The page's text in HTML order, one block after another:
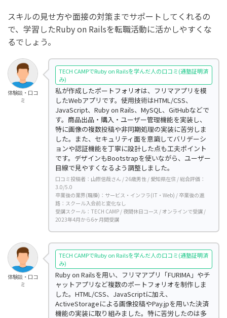
スキルの見せ方や面接の対策までサポートしてくれるの
で、学習したRuby on Railsを転職活動に活かしやすくな
るでしょう。
体験談・口コ
ミ
TECH CAMPでRuby on Railsを学んだ人の口コミ(通塾証明済
み)
私が作成したポートフォリオは、フリマアプリを模
したWebアプリです。使用技術はHTML/CSS、
JavaScript、Ruby on Rails、MySQL、GitHubなどで
す。商品出品・購入・ユーザー管理機能を実装し、
特に画像の複数投稿や非同期処理の実装に苦労しま
した。また、セキュリティ面を意識してバリデーシ
ョンや認証機能を丁寧に設計した点も工夫ポイント
です。デザインもBootstrapを使いながら、ユーザー
目線で見やすくなるよう調整しました。
口コミ投稿者：山際信哉さん / 26歳男性 / 愛知県在住 / 総合評価：
3.0/5.0
卒業後の業界(職種)：サービス・インフラ(IT・Web) / 卒業後の進
路：スクール入会前と変化なし
受講スクール：TECH CAMP / 夜間休日コース / オンラインで受講 /
2023年4月から6ヶ月間受講
体験談・口コ
ミ
TECH CAMPでRuby on Railsを学んだ人の口コミ(通塾証明済
み)
Ruby on Railsを用い、フリマアプリ「FURIMA」やチ
ャットアプリなど複数のポートフォリオを制作しま
した。HTML/CSS、JavaScriptに加え、
ActiveStorageによる画像投稿やPay.jpを用いた決済
機能の実装に取り組みました。特に苦労したのは多